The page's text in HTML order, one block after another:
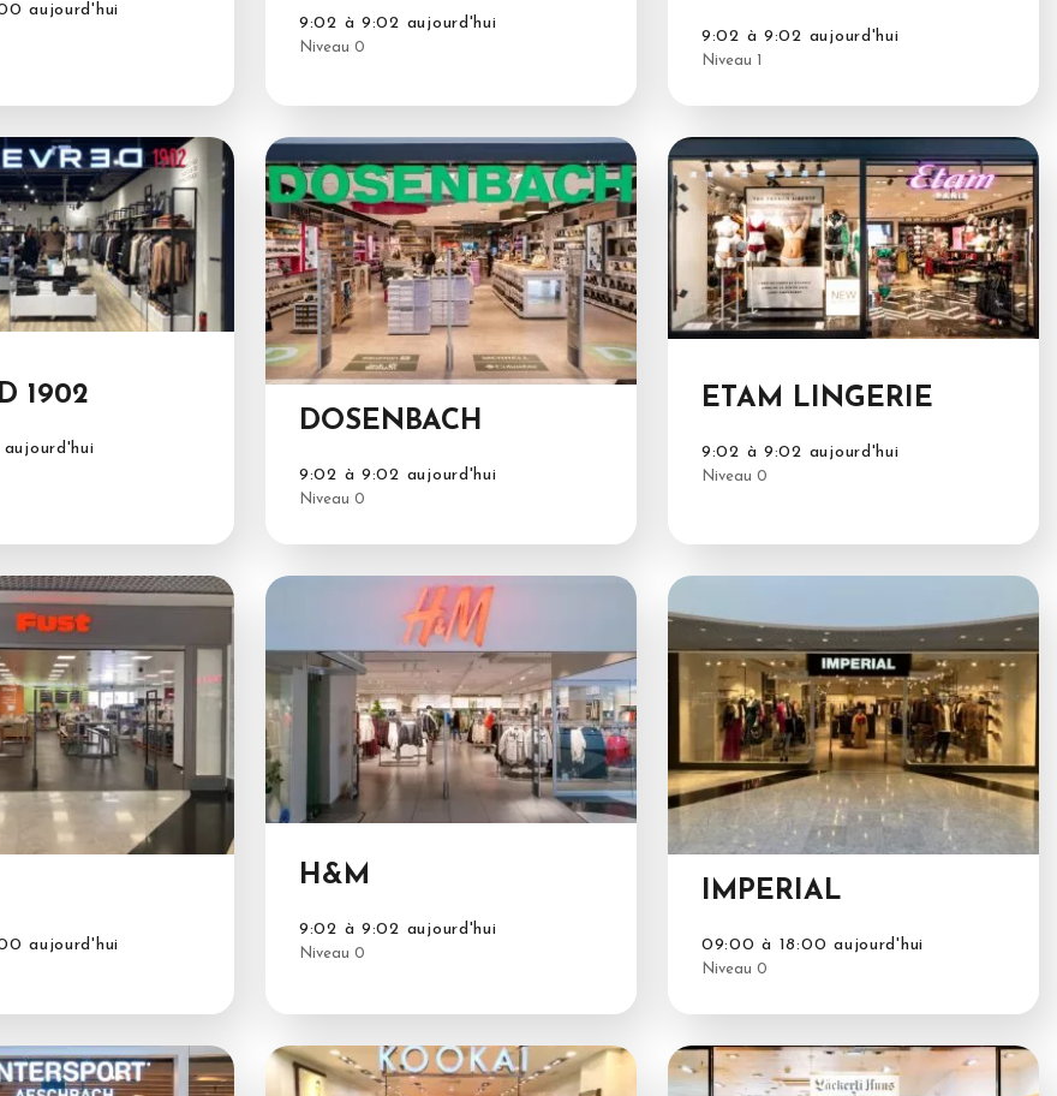
aujourd'hui
9:02 à 9:02 aujourd'hui
Niveau 0
9:02 à 9:02 aujourd'hui
Niveau 1
1902
DOSENBACH
9:02 à 9:02 aujourd'hui
Niveau 0
ETAM LINGERIE
9:02 à 9:02 aujourd'hui
Niveau 0
aujourd'hui
H&M
9:02 à 9:02 aujourd'hui
Niveau 0
IMPERIAL
09:00 à 18:00 aujourd'hui
Niveau 0